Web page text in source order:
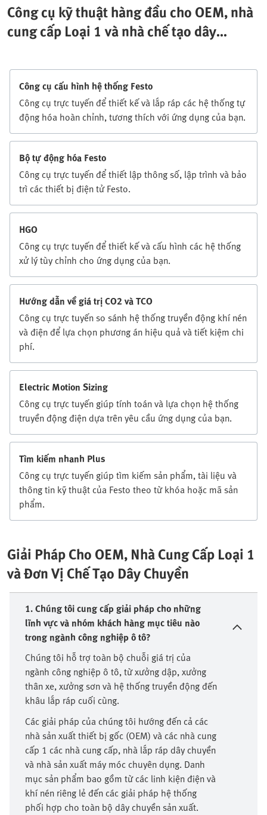
Công cụ kỹ thuật hàng đầu cho OEM, nhà
cung cấp Loại 1 và nhà chế tạo dây
Công cụ cấu hình hệ thống Festo
Công cụ trực tuyến để thiết kế và lắp ráp các hệ thống tự
động hóa hoàn chỉnh, tương thích với ứng dụng của bạn.
Bộ tự động hóa Festo
Công cụ trực tuyến để thiết lập thông số, lập trình và bảo
trì các thiết bị điện tử Festo.
HGO
Công cụ trực tuyến để thiết kế và cấu hình các hệ thống
xử lý tùy chỉnh cho ứng dụng của bạn.
Hướng dẫn về giá trị CO2 và TCO
Công cụ trực tuyến so sánh hệ thống truyền động khí nén
và điện để lựa chọn phương án hiệu quả và tiết kiệm chi
phí.
Electric Motion Sizing
Công cụ trực tuyến giúp tính toán và lựa chọn hệ thống
truyền động điện dựa trên yêu cầu ứng dụng của bạn.
Tìm kiếm nhanh Plus
Công cụ trực tuyến giúp tìm kiếm sản phẩm, tài liệu và
thông tin kỹ thuật của Festo theo từ khóa hoặc mã sản
phẩm.
Giải Pháp Cho OEM, Nhà Cung Cấp Loại 1
và Đơn Vị Chế Tạo Dây Chuyền
1. Chúng tôi cung cấp giải pháp cho những
lĩnh vực và nhóm khách hàng mục tiêu nào
trong ngành công nghiệp ô tô?
Chúng tôi hỗ trợ toàn bộ chuỗi giá trị của
ngành công nghiệp ô tô, từ xưởng dập, xưởng
thân xe, xưởng sơn và hệ thống truyền động đến
khâu lắp ráp cuối cùng.
Các giải pháp của chúng tôi hướng đến cả các
nhà sản xuất thiết bị gốc (OEM) và các nhà cung
cấp 1 các nhà cung cấp, nhà lắp ráp dây chuyền
và nhà sản xuất máy móc chuyên dụng. Danh
mục sản phẩm bao gồm từ các linh kiện điện và
khí nén riêng lẻ đến các giải pháp hệ thống
phối hợp cho toàn bộ dây chuyền sản xuất.